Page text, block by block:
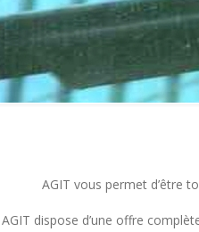
AGIT vous permet d’être
AGIT dispose d’une offre